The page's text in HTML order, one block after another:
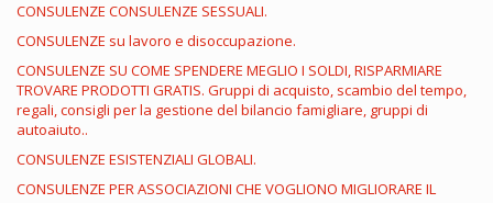
CONSULENZE CONSULENZE SESSUALI.
CONSULENZE su lavoro e disoccupazione.
CONSULENZE SU COME SPENDERE MEGLIO I SOLDI, RISPARMIARE
TROVARE PRODOTTI GRATIS. Gruppi di acquisto, scambio del tempo,
regali, consigli per la gestione del bilancio famigliare, gruppi di
autoaiuto..
CONSULENZE ESISTENZIALI GLOBALI.
CONSULENZE PER ASSOCIAZIONI CHE VOGLIONO MIGLIORARE IL